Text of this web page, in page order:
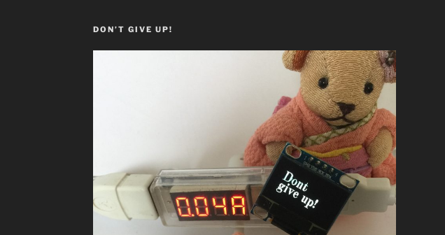
DON’T GIVE UP!